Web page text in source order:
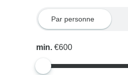
Par personne
min.€600